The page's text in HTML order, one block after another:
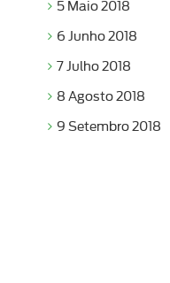
5 Maio 2018
6 Junho 2018
7 Julho 2018
8 Agosto 2018
9 Setembro 2018